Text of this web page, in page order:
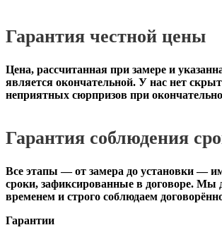
Гарантия честной цены
Цена, рассчитанная при замере и
является окончательной. У нас нет
неприятных сюрпризов при
Гарантия соблюдения
Все этапы — от замера до установки —
сроки, зафиксированные в договоре.
временем и строго соблюдаем
Гарантии